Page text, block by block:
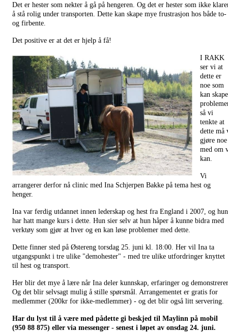
Det er hester som nekter å gå på hengeren. Og det er hester som ikke
å stå rolig under transporten. Dette kan skape mye frustrasjon hos både to-
og firbente.
Det positive er at det er hjelp å få!
I RAKK
ser vi at
dette er
noe som
kan skape
så vi
tenkte at
dette må
gjøre noe
med om
kan.
Vi
arrangerer derfor nå clinic med Ina Schjerpen Bakke på tema hest og
henger.
Ina var ferdig utdannet innen lederskap og hest fra England i 2007, og hun
har hatt mange kurs i dette. Hun sier selv at hun håper å kunne bidra med
verktøy som gjør at hver og en kan løse problemer med dette.
Dette finner sted på Østereng torsdag 25. juni kl. 18:00. Her vil Ina ta
utgangspunkt i tre ulike "demohester" - med tre ulike utfordringer knyttet
til hest og transport.
Her blir det mye å lære når Ina deler kunnskap, erfaringer og
Og det blir selvsagt mulig å stille spørsmål. Arrangementet er gratis for
medlemmer (200kr for ikke-medlemmer) - og det blir også litt servering.
Har du lyst til å være med pådette gi beskjed til Maylinn på mobil
(950 88 875) eller via messenger - senest i løpet av onsdag 24. juni.